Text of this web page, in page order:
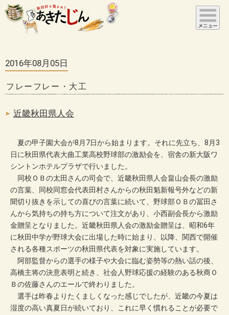
2016年08月05日
フレーフレー・大工
近畿秋田県人会
夏の甲子園大会が8月7日から始まります。それに先立ち、8月3
日に秋田県代表大曲工業高校野球部の激励会を、宿舎の新大阪ワ
シントンホテルプラザで行いました。
同校ＯＢの太田さんの司会で、近畿秋田県人会畠山会長の激励
の言葉、同校同窓会代表田村さんからの秋田魁新報号外などの新
聞切り抜きを示しての喜びの言葉に続いて、野球部ＯＢの冨田さ
んから気持ちの持ち方について注文があり、小西副会長から激励
金贈呈となりました。近畿秋田県人会の激励金贈呈は、昭和6年
に秋田中学が野球大会に出場した時に始まり、以降、関西で開催
される各種スポーツの秋田県代表を対象に実施しています。
阿部監督からの選手の様子や大会に臨む姿勢等の熱い話の後、
高橋主将の決意表明と続き、社会人野球応援の経験のある秋商Ｏ
Ｂの佐藤さんのエールで終わりました。
選手は昨春よりたくましくなった感じでしたが、近畿の今夏は
湿度の高い真夏日が続いており、これに早く慣れることが必要で